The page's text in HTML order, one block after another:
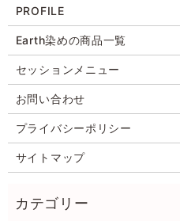
PROFILE
Earth染めの商品一覧
セッションメニュー
お問い合わせ
プライバシーポリシー
サイトマップ